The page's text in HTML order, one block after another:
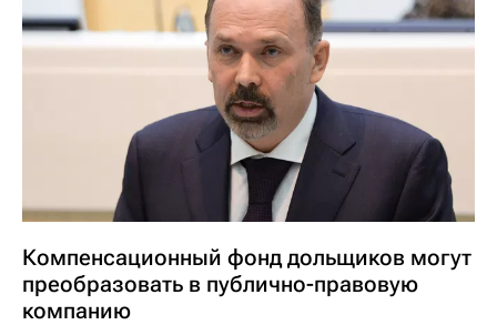
Компенсационный фонд дольщиков могут
преобразовать в публично-правовую
компанию